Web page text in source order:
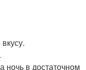
ночь в достаточном